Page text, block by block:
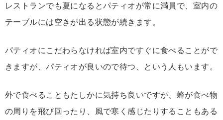
レストランでも夏になるとパティオが常に満員で、室内の
テーブルには空きが出る状態が続きます。
パティオにこだわらなければ室内ですぐに食べることがで
きますが、パティオが良いので待つ、という人もいます。
外で食べることもたしかに気持ち良いですが、蜂が食べ物
の周りを飛び回ったり、風で寒く感じたりすることもある